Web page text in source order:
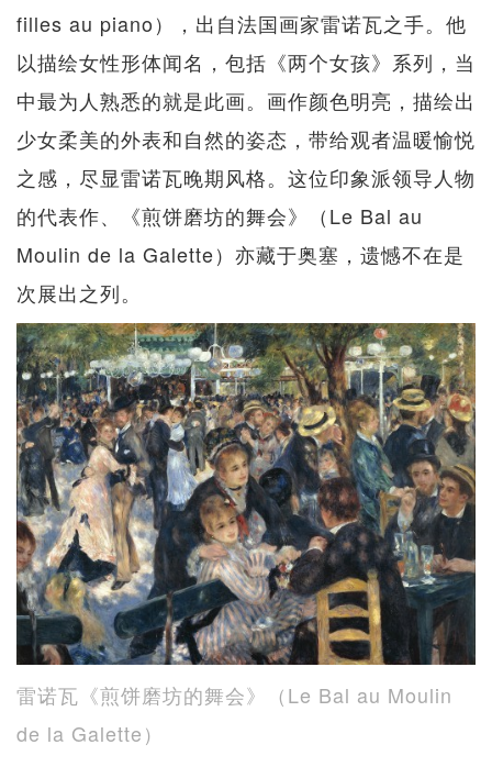
filles au piano），出自法国画家雷诺瓦之手。他
以描绘女性形体闻名，包括《两个女孩》系列，当
中最为人熟悉的就是此画。画作颜色明亮，描绘出
少女柔美的外表和自然的姿态，带给观者温暖愉悦
之感，尽显雷诺瓦晚期风格。这位印象派领导人物
的代表作、《煎饼磨坊的舞会》（Le Bal au
Moulin de la Galette）亦藏于奥塞，遗憾不在是
次展出之列。
雷诺瓦《煎饼磨坊的舞会》（Le Bal au Moulin
de la Galette）